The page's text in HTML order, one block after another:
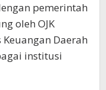
pemerintah
oleh OJK
Daerah
institusi